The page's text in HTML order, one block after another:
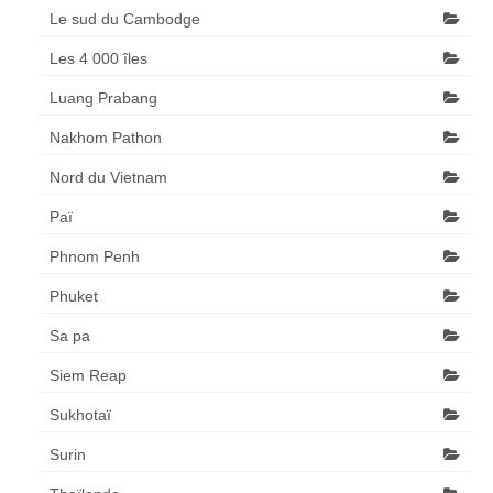
Le sud du Cambodge
Les 4 000 îles
Luang Prabang
Nakhom Pathon
Nord du Vietnam
Paï
Phnom Penh
Phuket
Sa pa
Siem Reap
Sukhotaï
Surin